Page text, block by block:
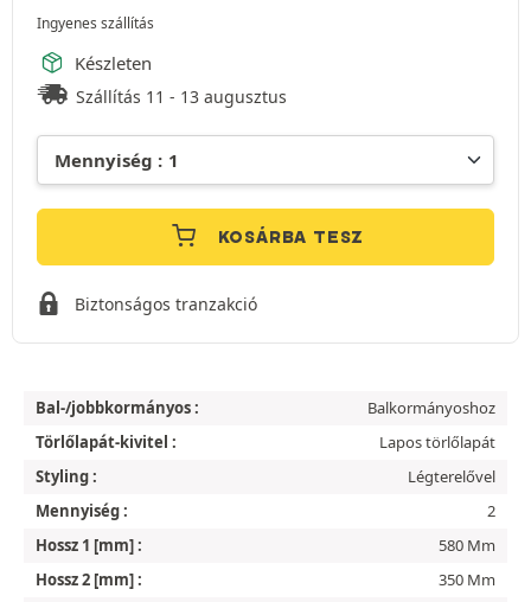
Ingyenes szállítás
Készleten
Szállítás 11 - 13 augusztus
KOSÁRBA TESZ
Biztonságos tranzakció
Bal-/jobbkormányos :
Balkormányoshoz
Törlőlapát-kivitel :
Lapos törlőlapát
Styling :
Légterelővel
Mennyiség :
2
Hossz 1 [mm] :
580 Mm
Hossz 2 [mm] :
350 Mm